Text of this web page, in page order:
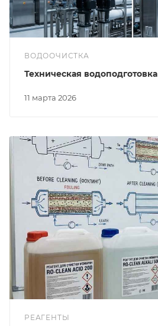
ВОДООЧИСТКА
11 марта 2026
Техническая водоподготовка
РЕАГЕНТЫ